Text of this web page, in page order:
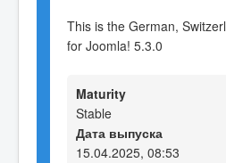
This is the German,
for Joomla! 5.3.0
Maturity
Stable
Дата выпуска
15.04.2025, 08:53